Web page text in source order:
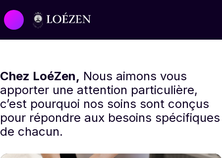
Chez LoéZen, Nous aimons vous
apporter une attention particulière,
c’est pourquoi nos soins sont conçus
pour répondre aux besoins spécifiques
de chacun.